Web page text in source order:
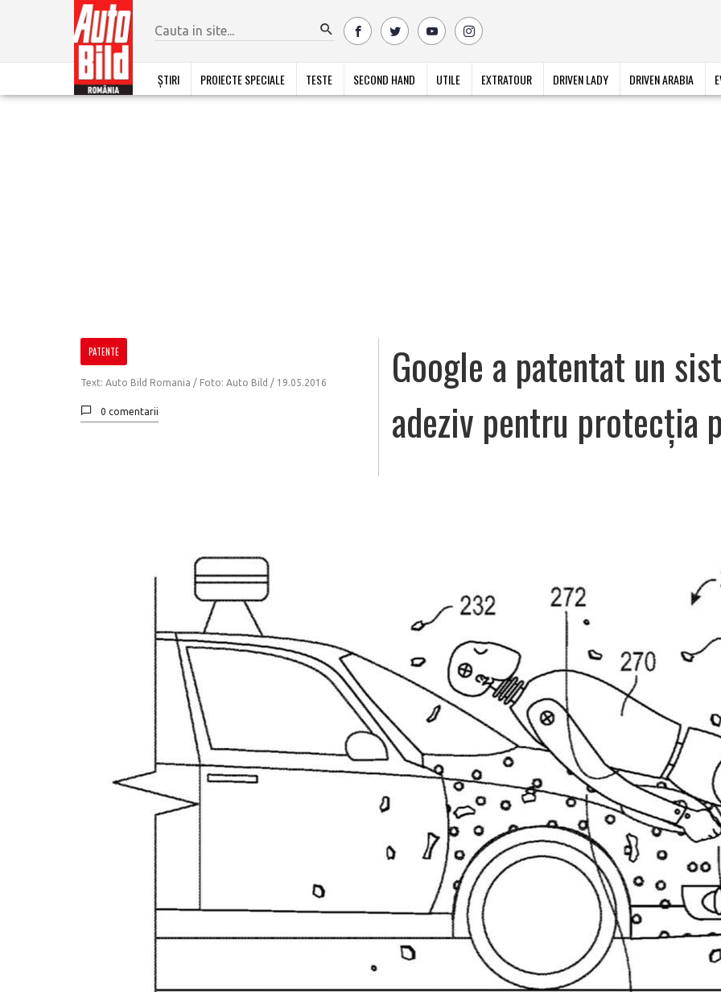
ȘTIRI PROIECTE SPECIALE TESTE SECOND HAND UTILE EXTRATOUR DRIVEN LADY DRIVEN ARABIA
PATENTE
Text: Auto Bild Romania / Foto: Auto Bild / 19.05.2016
0 comentarii
Google a patentat un
adeziv pentru protecția